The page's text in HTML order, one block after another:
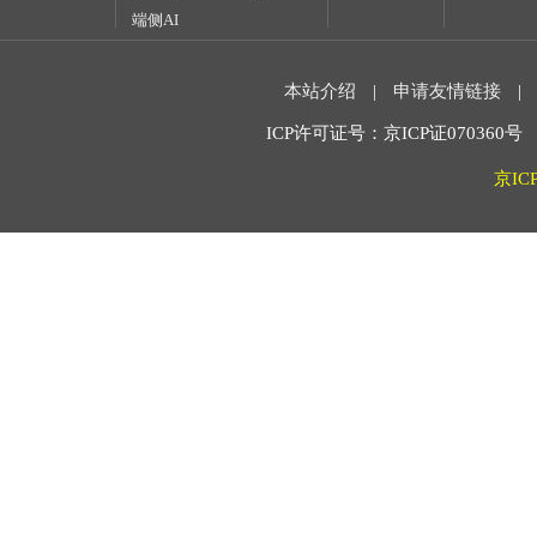
端侧AI
本站介绍 | 申请友情链接 |
ICP许可证号：京ICP证070360
京